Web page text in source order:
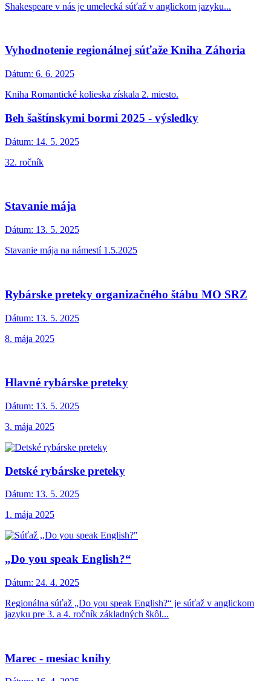
Shakespeare v nás je umelecká súťaž v anglickom jazyku...
Vyhodnotenie regionálnej súťaže Kniha Záhoria
Dátum: 6. 6. 2025
Kniha Romantické kolieska získala 2. miesto.
Beh šaštínskymi bormi 2025 - výsledky
Dátum: 14. 5. 2025
32. ročník
Stavanie mája
Dátum: 13. 5. 2025
Stavanie mája na námestí 1.5.2025
Rybárske preteky organizačného štábu MO SRZ
Dátum: 13. 5. 2025
8. mája 2025
Hlavné rybárske preteky
Dátum: 13. 5. 2025
3. mája 2025
Detské rybárske preteky
Dátum: 13. 5. 2025
1. mája 2025
„Do you speak English?“
Dátum: 24. 4. 2025
Regionálna súťaž „Do you speak English?“ je súťaž v anglickom
jazyku pre 3. a 4. ročník základných škôl...
Marec - mesiac knihy